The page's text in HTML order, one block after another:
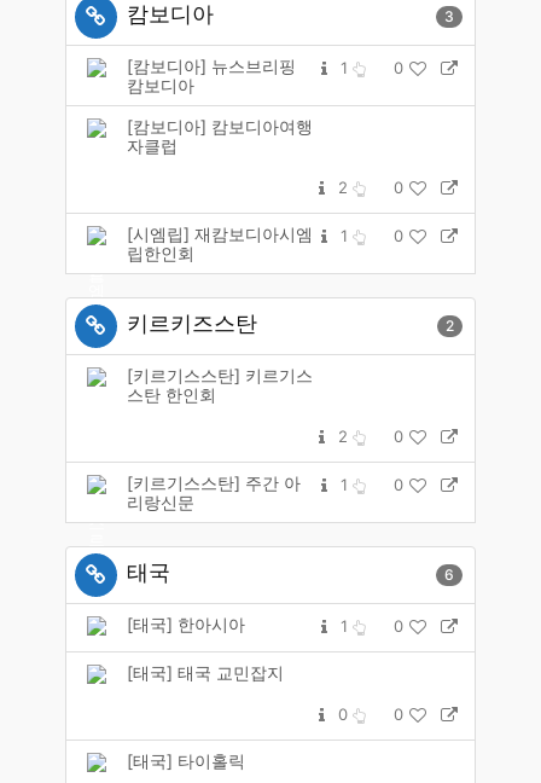
캄보디아 3
[캄보디아] 뉴스브리핑
캄보디아
1 0
[캄보디아] 캄보디아여행
자클럽
2 0
[시엠립] 재캄보디아시엠
립한인회
1 0
키르키즈스탄 2
[키르기스스탄] 키르기스
스탄 한인회
2 0
[키르기스스탄] 주간 아
리랑신문
1 0
태국 6
[태국] 한아시아 1 0
[태국] 태국 교민잡지
0 0
[태국] 타이홀릭